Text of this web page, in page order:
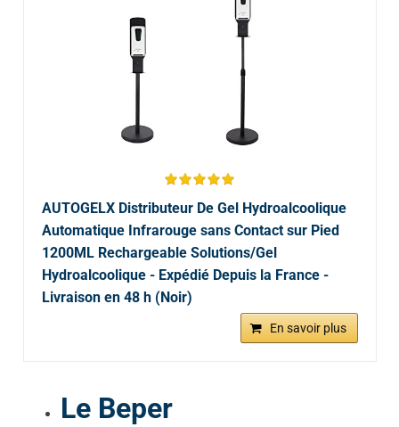
AUTOGELX Distributeur De Gel Hydroalcoolique
Automatique Infrarouge sans Contact sur Pied
1200ML Rechargeable Solutions/Gel
Hydroalcoolique - Expédié Depuis la France -
Livraison en 48 h (Noir)
En savoir plus
Le Beper